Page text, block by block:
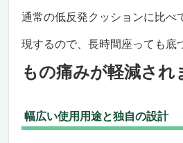
通常の低反発クッションに比べ
現するので、長時間座っても底
もの痛みが軽減され
幅広い使用用途と独自の設計